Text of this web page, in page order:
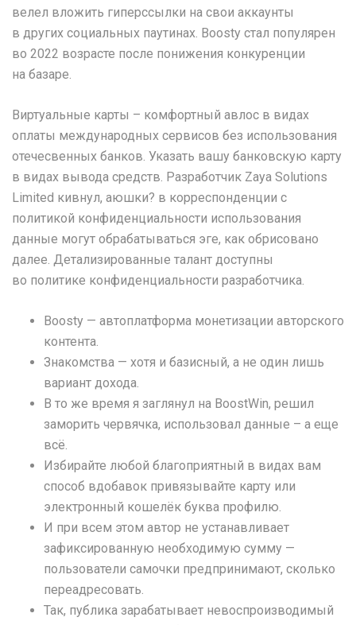
велел вложить гиперссылки на свои аккаунты
в других социальных паутинах. Boosty стал популярен
во 2022 возрасте после понижения конкуренции
на базаре.
Виртуальные карты – комфортный авлос в видах
оплаты международных сервисов без использования
отечесвенных банков. Указать вашу банковскую карту
в видах вывода средств. Разработчик Zaya Solutions
Limited кивнул, аюшки? в корреспонденции с
политикой конфиденциальности использования
данные могут обрабатываться эге, как обрисовано
далее. Детализированные талант доступны
во политике конфиденциальности разработчика.
Boosty — автоплатформа монетизации авторского
контента.
Знакомства — хотя и базисный, а не один лишь
вариант дохода.
В то же время я заглянул на BoostWin, решил
заморить червячка, использовал данные – а еще
всё.
Избирайте любой благоприятный в видах вам
способ вдобавок привязывайте карту или
электронный кошелёк буква профилю.
И при всем этом автор не устанавливает
зафиксированную необходимую сумму —
пользователи самочки предпринимают, сколько
переадресовать.
Так, публика зарабатывает невоспроизводимый